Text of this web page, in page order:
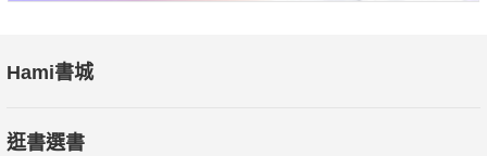
Hami書城
逛書選書